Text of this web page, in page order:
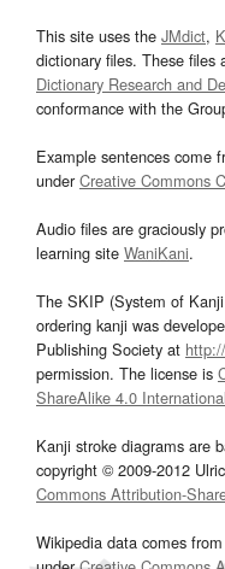
This site uses the JMdict,
dictionary files. These files
Dictionary Research and
conformance with the
Example sentences come
underCreative Commons
Audio files are graciously
learning site WaniKani.
The SKIP (System of
ordering kanji was
Publishing Society at
permission. The license is
ShareAlike 4.0 International
Kanji stroke diagrams are
copyright © 2009-2012
Commons Attribution-
Wikipedia data comes